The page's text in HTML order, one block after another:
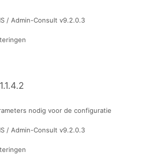
/ Admin-Consult v9.2.0.3
nodig voor de configuratie
/ Admin-Consult v9.2.0.3